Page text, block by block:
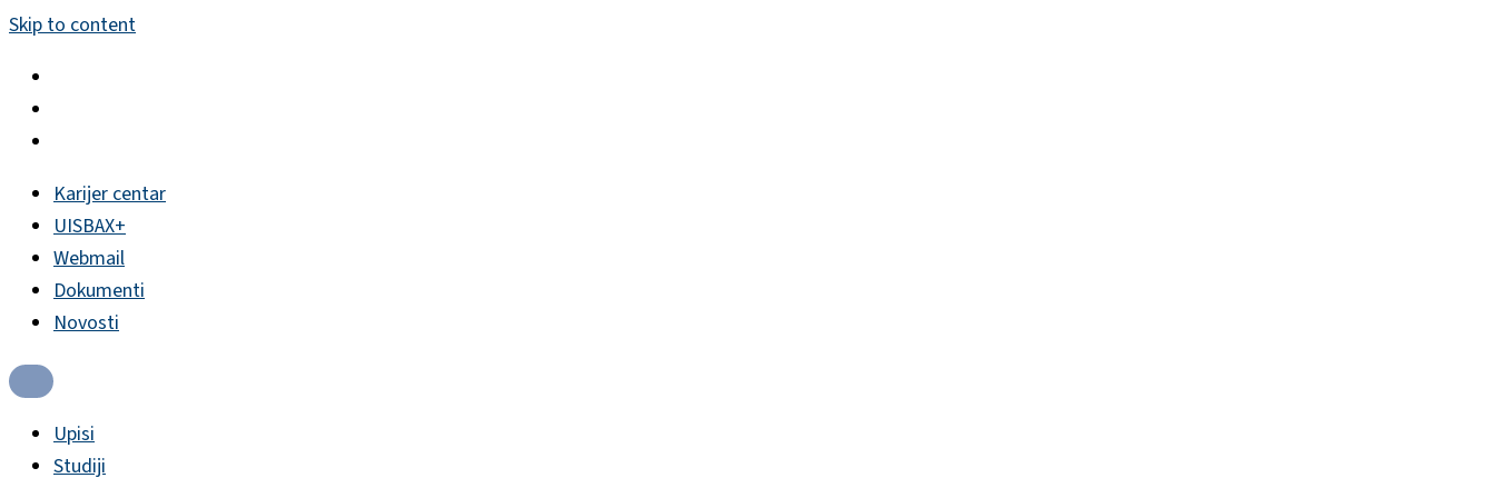
Skip to content
Karijer centar
UISBAX+
Webmail
Dokumenti
Novosti
Upisi
Studiji